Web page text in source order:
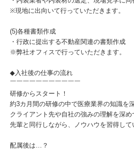
※現地に出向いて行っていただきます。
(5)各種書類作成
・行政に提出する不動産関連の書類作成
※弊社オフィスで行っていただきます。
◆入社後の仕事の流れ
￣￣￣￣￣￣￣￣￣￣￣
研修からスタート！
約3カ月間の研修の中で医療業界の知識を
クライアント先や自社の強みの理解を深め
先輩と同行しながら、ノウハウを習得して
配属後は…？